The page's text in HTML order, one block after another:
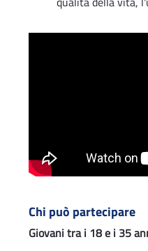
Chi può partecipare
Giovani tra i 18 e i 35